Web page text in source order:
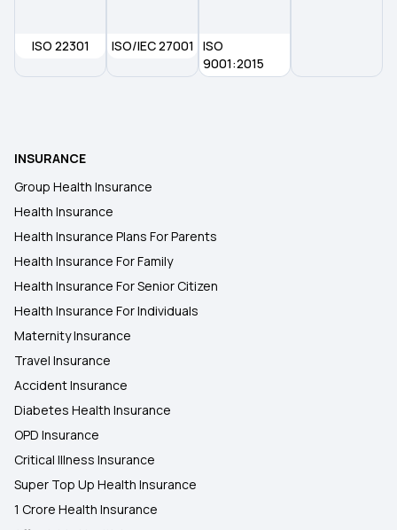
ISO 22301 ISO/IEC 27001
ISO
9001:2015
INSURANCE
Group Health Insurance
Health Insurance
Health Insurance Plans For Parents
Health Insurance For Family
Health Insurance For Senior Citizen
Health Insurance For Individuals
Maternity Insurance
Travel Insurance
Accident Insurance
Diabetes Health Insurance
OPD Insurance
Critical Illness Insurance
Super Top Up Health Insurance
1 Crore Health Insurance